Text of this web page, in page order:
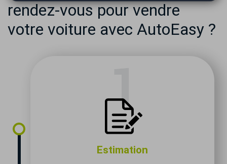
rendez-vous pour vendre
votre voiture avec AutoEasy ?
Estimation